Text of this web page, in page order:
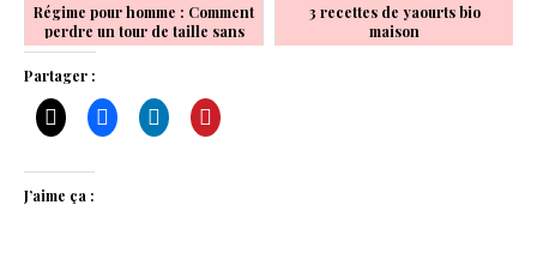
Régime pour homme : Comment
perdre un tour de taille sans
vous forcer ?
3 recettes de yaourts bio
maison
Partager :
J’aime ça :